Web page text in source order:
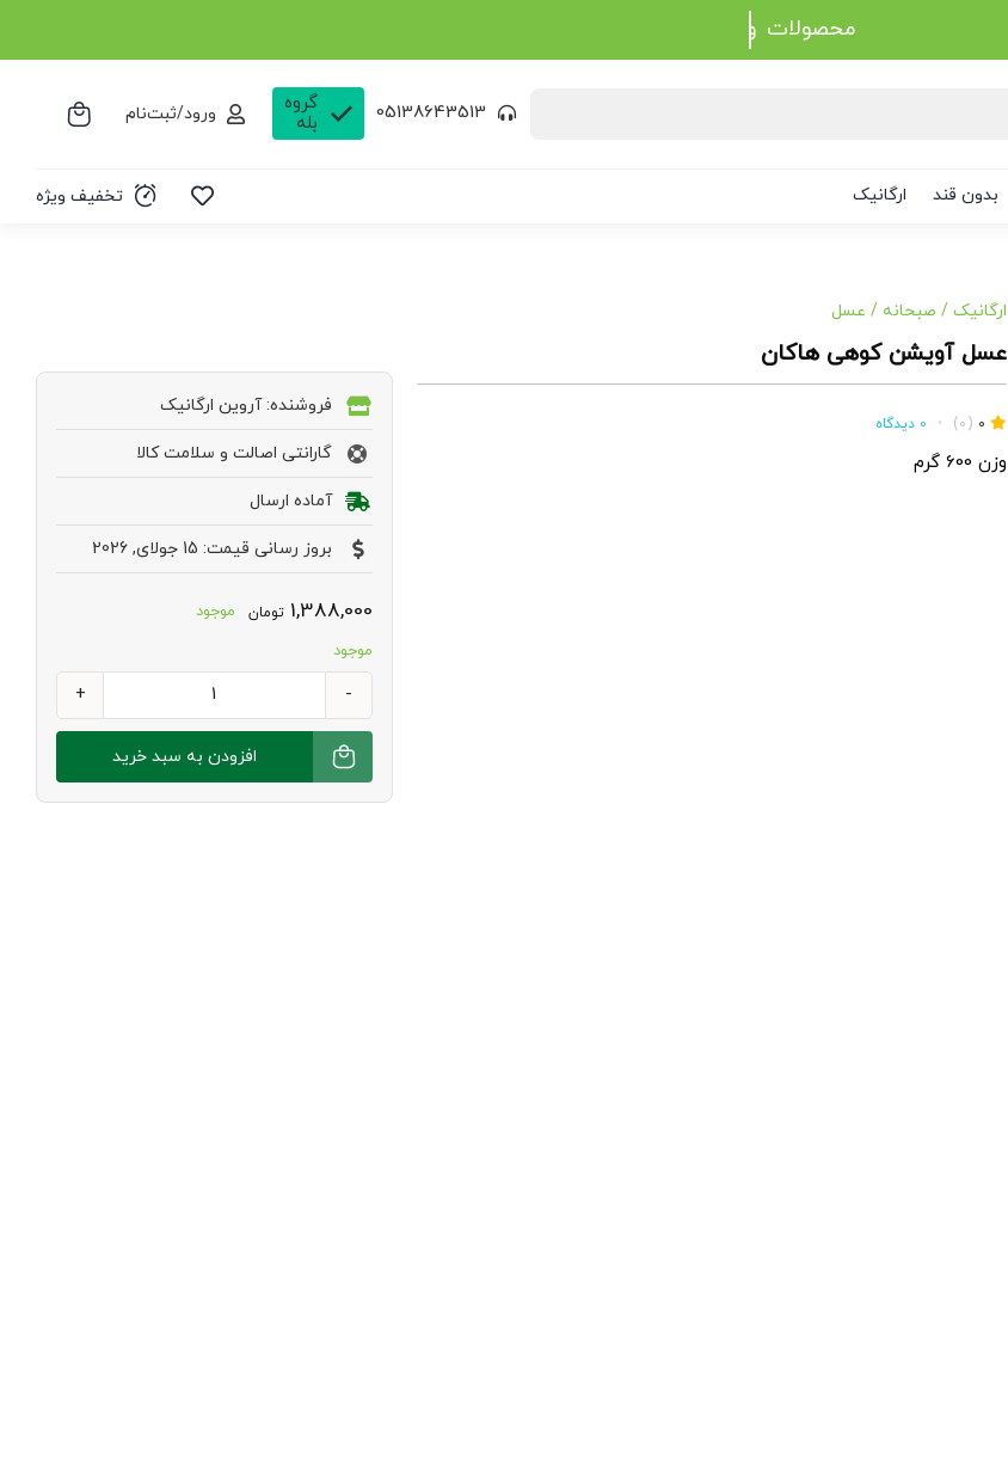
محصولات
05138643513
گروه
بله
ورود/ثبت‌نام
بدون قند ارگانیک تخفیف ویژه
ارگانیک / صبحانه / عسل
عسل آویشن کوهی هاکان
0
(0)
• 0 دیدگاه
وزن 600 گرم
فروشنده: آروین ارگانیک
گارانتی اصالت و سلامت کالا
آماده ارسال
بروز رسانی قیمت: 15 جولای, 2026
1,388,000 تومان
موجود
موجود
کوهی
هاکان
افزودن به سبد خرید